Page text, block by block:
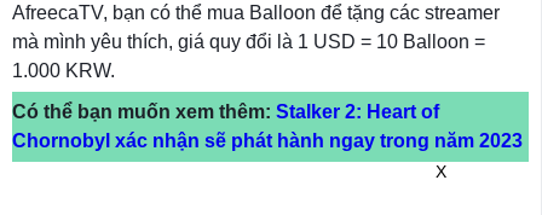
AfreecaTV, bạn có thể mua Balloon để tặng các streamer
mà mình yêu thích, giá quy đổi là 1 USD = 10 Balloon =
1.000 KRW.
Có thể bạn muốn xem thêm: Stalker 2: Heart of
Chornobyl xác nhận sẽ phát hành ngay trong năm 2023
X